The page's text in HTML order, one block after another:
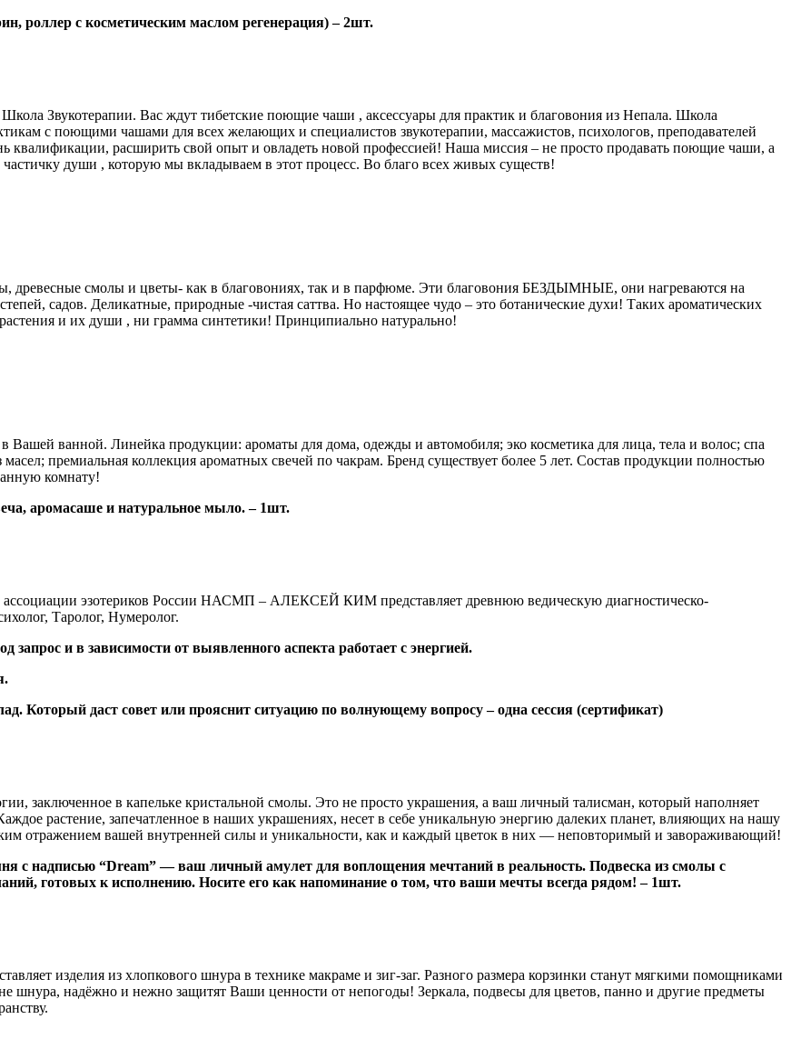
роллер с косметическим маслом регенерация) – 2шт.
Звукотерапии. Вас ждут тибетские поющие чаши , аксессуары для практик и благовония из Непала. Школа
с поющими чашами для всех желающих и специалистов звукотерапии, массажистов, психологов, преподавателей
квалификации, расширить свой опыт и овладеть новой профессией! Наша миссия – не просто продавать поющие чаши, а
частичку души , которую мы вкладываем в этот процесс. Во благо всех живых существ!
древесные смолы и цветы- как в благовониях, так и в парфюме. Эти благовония БЕЗДЫМНЫЕ, они нагреваются на
садов. Деликатные, природные -чистая саттва. Но настоящее чудо – это ботанические духи! Таких ароматических
и их души , ни грамма синтетики! Принципиально натурально!
Вашей ванной. Линейка продукции: ароматы для дома, одежды и автомобиля; эко косметика для лица, тела и волос; спа
премиальная коллекция ароматных свечей по чакрам. Бренд существует более 5 лет. Состав продукции полностью
комнату!
аромасаше и натуральное мыло. – 1шт.
ассоциации эзотериков России НАСМП – АЛЕКСЕЙ КИМ представляет древнюю ведическую диагностическо-
Таролог, Нумеролог.
и в зависимости от выявленного аспекта работает с энергией.
Который даст совет или прояснит ситуацию по волнующему вопросу – одна сессия (сертификат)
заключенное в капельке кристальной смолы. Это не просто украшения, а ваш личный талисман, который наполняет
растение, запечатленное в наших украшениях, несет в себе уникальную энергию далеких планет, влияющих на нашу
отражением вашей внутренней силы и уникальности, как и каждый цветок в них — неповторимый и завораживающий!
с надписью “Dream” — ваш личный амулет для воплощения мечтаний в реальность. Подвеска из смолы с
готовых к исполнению. Носите его как напоминание о том, что ваши мечты всегда рядом! – 1шт.
изделия из хлопкового шнура в технике макраме и зиг-заг. Разного размера корзинки станут мягкими помощниками
шнура, надёжно и нежно защитят Ваши ценности от непогоды! Зеркала, подвесы для цветов, панно и другие предметы